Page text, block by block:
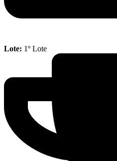
Lote: 1º Lote